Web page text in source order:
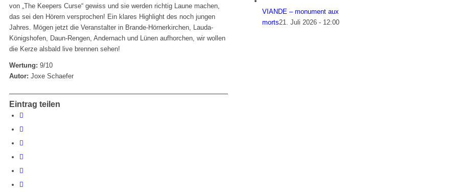
von „The Keepers Curse“ gewiss und sie werden richtig Laune machen,
das sei den Hörern versprochen! Ein klares Highlight des noch jungen
Jahres. Mögen jetzt die Veranstalter in Brande-Hörnerkirchen, Lauda-
Königshofen, Daun-Rengen, Andernach und Lünen aufhorchen, wir wollen
die Kerze alsbald live brennen sehen!
Wertung: 9/10
Autor: Joxe Schaefer
Eintrag teilen
VIANDE – monument aux
morts21. Juli 2026 - 12:00